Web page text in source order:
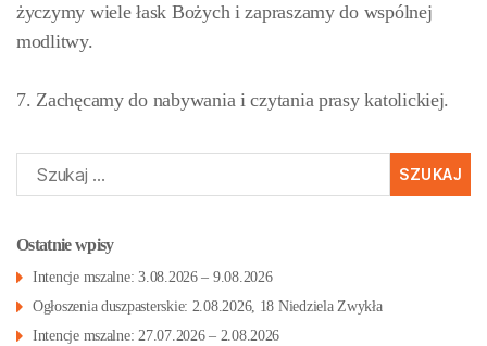
życzymy wiele łask Bożych i zapraszamy do wspólnej
modlitwy.
7. Zachęcamy do nabywania i czytania prasy katolickiej.
Szukaj:
Ostatnie wpisy
Intencje mszalne: 3.08.2026 – 9.08.2026
Ogłoszenia duszpasterskie: 2.08.2026, 18 Niedziela Zwykła
Intencje mszalne: 27.07.2026 – 2.08.2026